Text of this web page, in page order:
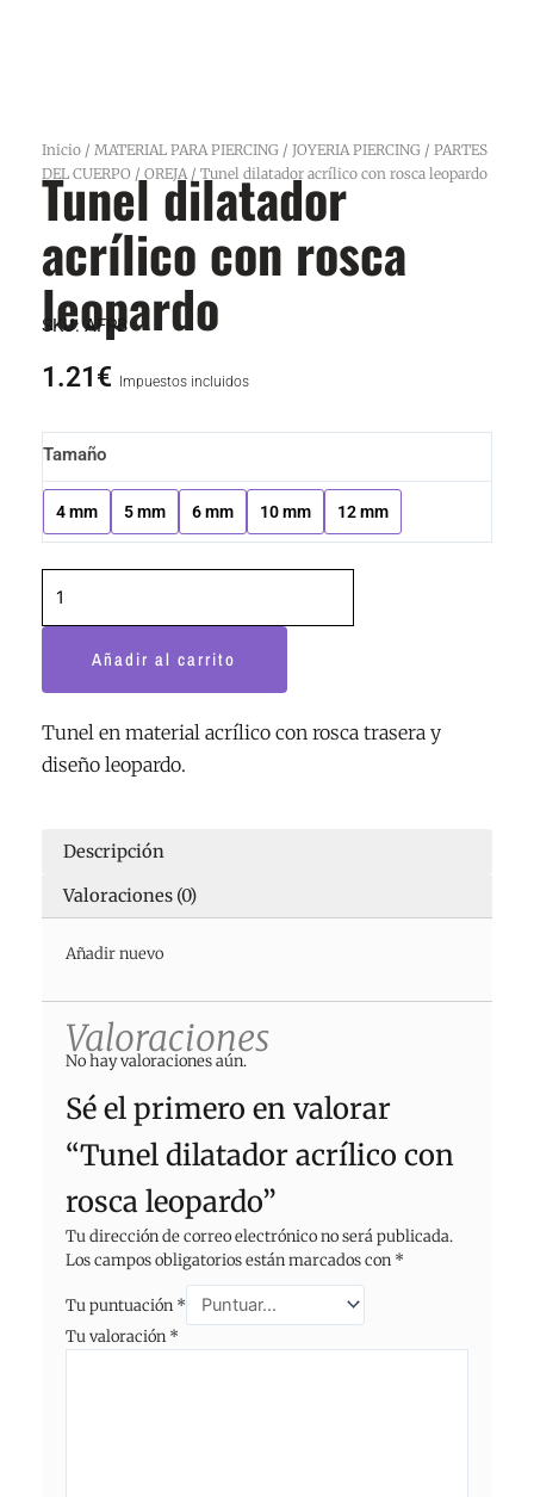
Inicio / MATERIAL PARA PIERCING / JOYERIA PIERCING / PARTES
DEL CUERPO / OREJA/ Tunel dilatador acrílico con rosca leopardo
Tunel dilatador
acrílico con rosca
leopardo
SKU:AFPB
1.21 € Impuestos incluidos
Tamaño
4 mm 5 mm 6 mm 10 mm 12 mm
Tunel
acrílico
con
leopardo
Añadir al carrito
Tunel en material acrílico con rosca trasera y
diseño leopardo.
Descripción
Valoraciones (0)
Añadir nuevo
Valoraciones
No hay valoraciones aún.
Sé el primero en valorar
“Tunel dilatador acrílico con
rosca leopardo”
Tu dirección de correo electrónico no será publicada.
Los campos obligatorios están marcados con *
Tu puntuación *
Tu valoración *